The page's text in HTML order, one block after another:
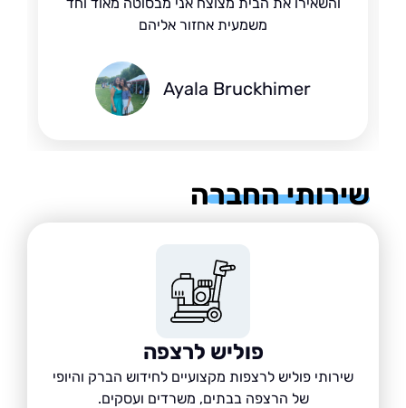
משמעית אחזור אליהם
Ayala Bruckhimer
החברה
פוליש לרצפה
שירותי פוליש לרצפות מקצועיים לחידוש הברק והיופי
של הרצפה בבתים, משרדים ועסקים.